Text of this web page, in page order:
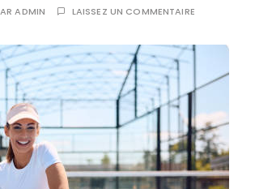
ADMIN LAISSEZ UN COMMENTAIRE